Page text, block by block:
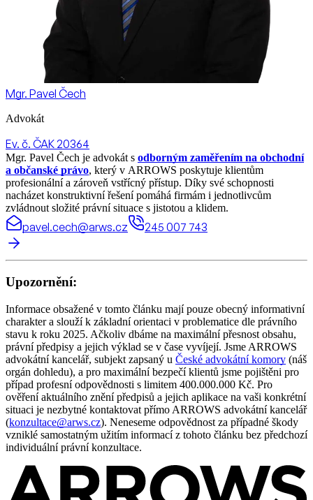
Mgr. Pavel Čech
Advokát
Ev. č. ČAK 20364
Mgr. Pavel Čech je advokát s odborným zaměřením na obchodní
a občanské právo, který v ARROWS poskytuje klientům
profesionální a zároveň vstřícný přístup. Díky své schopnosti
nacházet konstruktivní řešení pomáhá firmám i jednotlivcům
zvládnout složité právní situace s jistotou a klidem.
pavel.cech@arws.cz 245 007 743
Upozornění:
Informace obsažené v tomto článku mají pouze obecný informativní
charakter a slouží k základní orientaci v problematice dle právního
stavu k roku 2025. Ačkoliv dbáme na maximální přesnost obsahu,
právní předpisy a jejich výklad se v čase vyvíjejí. Jsme ARROWS
advokátní kancelář, subjekt zapsaný u České advokátní komory (náš
orgán dohledu), a pro maximální bezpečí klientů jsme pojištěni pro
případ profesní odpovědnosti s limitem 400.000.000 Kč. Pro
ověření aktuálního znění předpisů a jejich aplikace na vaši konkrétní
situaci je nezbytné kontaktovat přímo ARROWS advokátní kancelář
(konzultace@arws.cz). Neneseme odpovědnost za případné škody
vzniklé samostatným užitím informací z tohoto článku bez předchozí
individuální právní konzultace.